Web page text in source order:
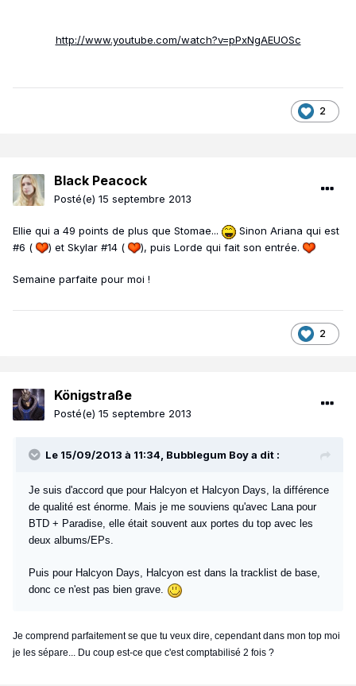
http://www.youtube.com/watch?v=pPxNgAEUOSc
2
Black Peacock
Posté(e) 15 septembre 2013
Ellie qui a 49 points de plus que Stomae...
Sinon Ariana qui est
#6 (
) et Skylar #14 ( ), puis Lorde qui fait son entrée.
Semaine parfaite pour moi !
2
Königstraße
Posté(e) 15 septembre 2013
Le 15/09/2013 à 11:34, Bubblegum Boy a dit :
Je suis d'accord que pour Halcyon et Halcyon Days, la différence
de qualité est énorme. Mais je me souviens qu'avec Lana pour
BTD + Paradise, elle était souvent aux portes du top avec les
deux albums/EPs.
Puis pour Halcyon Days, Halcyon est dans la tracklist de base,
donc ce n'est pas bien grave.
Je comprend parfaitement se que tu veux dire, cependant dans mon top moi
je les sépare... Du coup est-ce que c'est comptabilisé 2 fois ?